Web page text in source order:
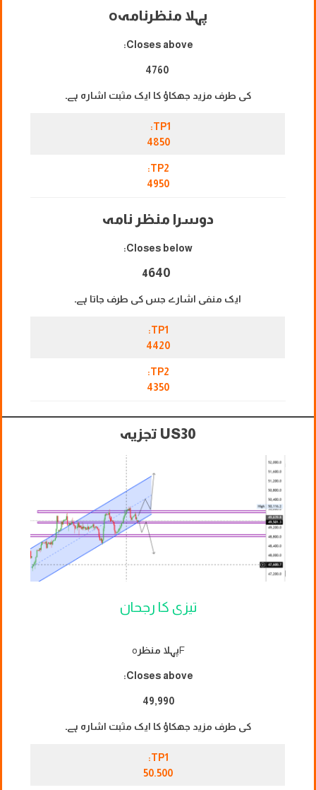
پہلا منظرنامہo
Closes above:
کی طرف مزید جھکاؤ کا ایک مثبت اشارہ ہے۔
TP1:
4850
TP2:
4950
دوسرا منظر نامہ
Closes below:
4640
ایک منفی اشارے جس کی طرف جاتا ہے۔
TP1:
4420
TP2:
4350
US30 تجزیہ
تیزی کا رجحان
Fپہلا منظر o
Closes above:
49,990
کی طرف مزید جھکاؤ کا ایک مثبت اشارہ ہے۔
TP1:
50.500